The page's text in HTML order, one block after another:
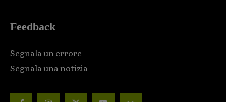
Feedback
Segnala un errore
Segnala una notizia